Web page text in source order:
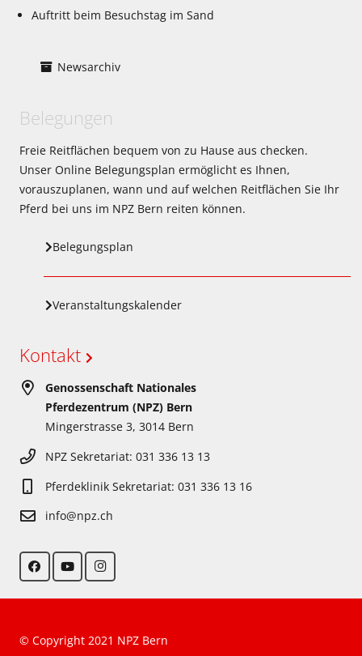
Auftritt beim Besuchstag im Sand
Newsarchiv
Belegungen
Freie Reitflächen bequem von zu Hause aus checken.
Unser Online Belegungsplan ermöglicht es Ihnen,
vorauszuplanen, wann und auf welchen Reitflächen Sie Ihr
Pferd bei uns im NPZ Bern reiten können.
Belegungsplan
Veranstaltungskalender
Kontakt
Genossenschaft Nationales
Pferdezentrum (NPZ) Bern
Mingerstrasse 3, 3014 Bern
NPZ Sekretariat: 031 336 13 13
Pferdeklinik Sekretariat: 031 336 13 16
info@npz.ch
© Copyright 2021 NPZ Bern